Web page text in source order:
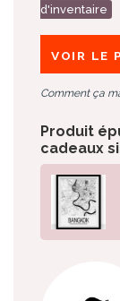
d'inventaire
VOIR LE
Comment ça
Produit
cadeaux